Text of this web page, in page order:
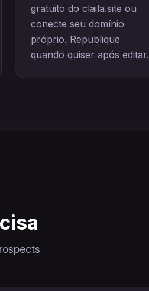
gratuito do claila.site ou
conecte seu domínio
próprio. Republique
quando quiser após editar.